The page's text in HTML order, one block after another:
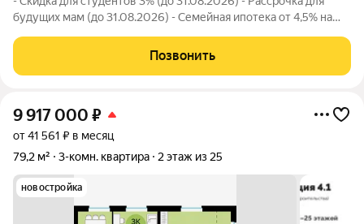
будущих мам (до 31.08.2026) - Семейная ипотека от 4,5% на
31.08.2026) - Скидка до 3% за каждого ребёнка (до 31.08.2026)
- Материнский
Позвонить
9 917 000 ₽
от 41 561 ₽ в месяц
79,2 м²
3-комн. квартира 2 этаж из 25
новостройка